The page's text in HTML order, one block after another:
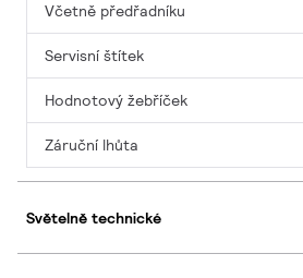
Včetně předřadníku
Servisní štítek
Hodnotový žebříček
Záruční lhůta
Světelně technické